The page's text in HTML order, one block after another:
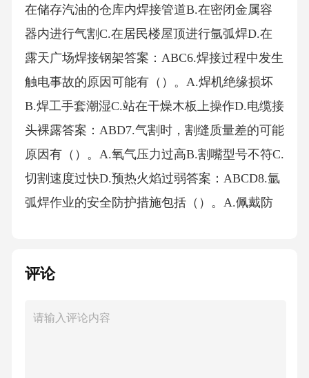
在储存汽油的仓库内焊接管道B.在密闭金属容
器内进行气割C.在居民楼屋顶进行氩弧焊D.在
露天广场焊接钢架答案：ABC6.焊接过程中发生
触电事故的原因可能有（）。A.焊机绝缘损坏
B.焊工手套潮湿C.站在干燥木板上操作D.电缆接
头裸露答案：ABD7.气割时，割缝质量差的可能
原因有（）。A.氧气压力过高B.割嘴型号不符C.
切割速度过快D.预热火焰过弱答案：ABCD8.氩
弧焊作业的安全防护措施包括（）。A.佩戴防
接锅炉压力容器时，需重点检查的内容有
艺参数D.作业人员资质答案：ABCD10.下列属
评论